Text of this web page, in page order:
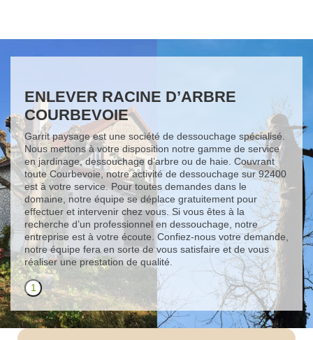
ENLEVER RACINE D’ARBRE
COURBEVOIE
Garrit paysage est une société de dessouchage spécialisé.
Nous mettons à votre disposition notre gamme de service
en jardinage, dessouchage d’arbre ou de haie. Couvrant
toute Courbevoie, notre activité de dessouchage sur 92400
est à votre service. Pour toutes demandes dans le
domaine, notre équipe se déplace gratuitement pour
effectuer et intervenir chez vous. Si vous êtes à la
recherche d’un professionnel en dessouchage, notre
entreprise est à votre écoute. Confiez-nous votre demande,
notre équipe fera en sorte de vous satisfaire et de vous
réaliser une prestation de qualité.
1